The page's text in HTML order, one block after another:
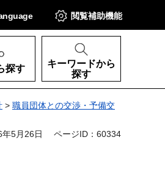
閲覧補助機能
探す
キーワードから
探す
> 職員団体との交渉・予備交
5月26日 ページID：60334